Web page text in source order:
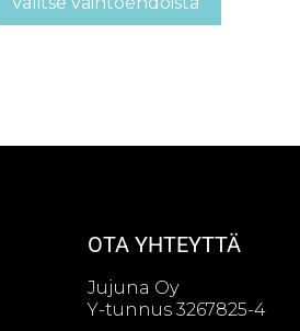
OTA YHTEYTTÄ
Jujuna Oy
Y-tunnus 3267825-4